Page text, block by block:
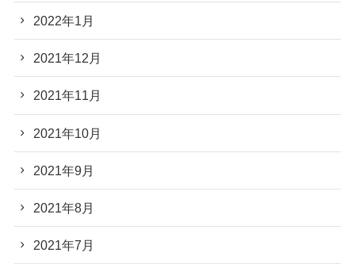
2022年1月
2021年12月
2021年11月
2021年10月
2021年9月
2021年8月
2021年7月